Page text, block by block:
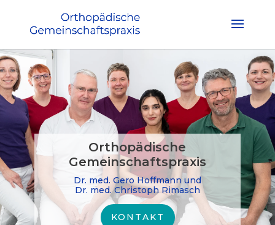
Orthopädische
Gemeinschaftspraxis
Dr. med. Gero Hoffmann und
Dr. med. Christoph Rimasch
KONTAKT